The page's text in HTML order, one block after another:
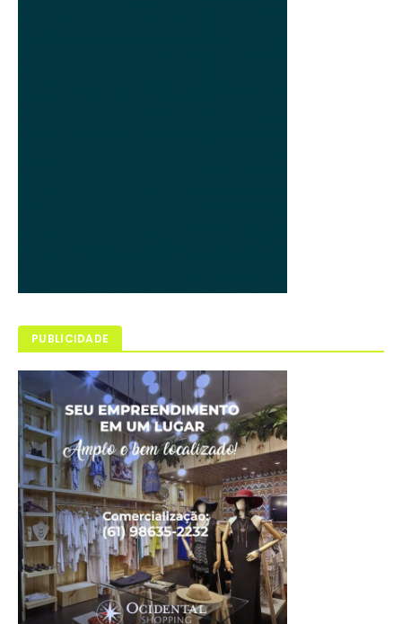
PUBLICIDADE